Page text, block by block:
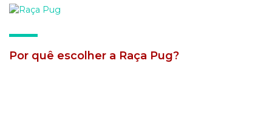
Por quê escolher a Raça Pug?